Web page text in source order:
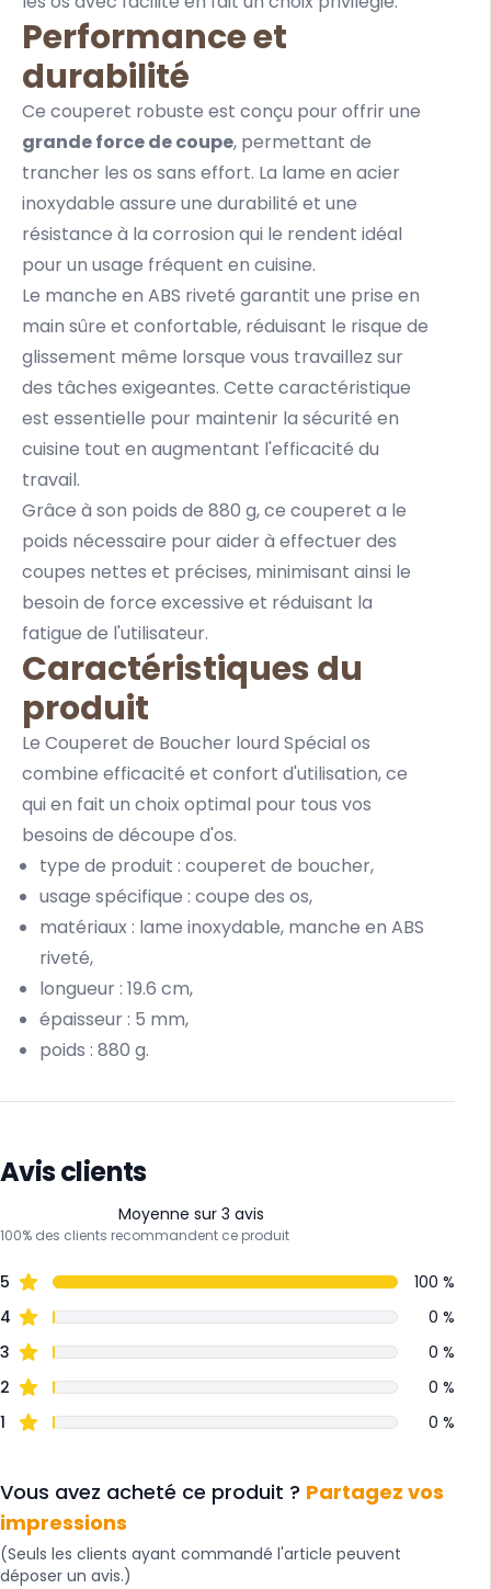
Performance et
durabilité
Ce couperet robuste est conçu pour offrir une
grande force de coupe, permettant de
trancher les os sans effort. La lame en acier
inoxydable assure une durabilité et une
résistance à la corrosion qui le rendent idéal
pour un usage fréquent en cuisine.
Le manche en ABS riveté garantit une prise en
main sûre et confortable, réduisant le risque de
glissement même lorsque vous travaillez sur
des tâches exigeantes. Cette caractéristique
est essentielle pour maintenir la sécurité en
cuisine tout en augmentant l'efficacité du
travail.
Grâce à son poids de 880 g, ce couperet a le
poids nécessaire pour aider à effectuer des
coupes nettes et précises, minimisant ainsi le
besoin de force excessive et réduisant la
fatigue de l'utilisateur.
Caractéristiques du
produit
Le Couperet de Boucher lourd Spécial os
combine efficacité et confort d'utilisation, ce
qui en fait un choix optimal pour tous vos
besoins de découpe d'os.
type de produit : couperet de boucher,
usage spécifique : coupe des os,
matériaux : lame inoxydable, manche en ABS
riveté,
longueur : 19.6 cm,
épaisseur : 5 mm,
poids : 880 g.
Avis clients
Moyenne sur 3 avis
100% des clients recommandent ce produit
5
100 %
4
0 %
3
0 %
2
0 %
1
0 %
Vous avez acheté ce produit ? Partagez vos
impressions
(Seuls les clients ayant commandé l'article peuvent
déposer un avis.)